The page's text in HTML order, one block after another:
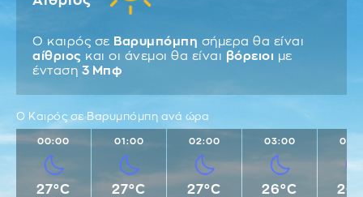
Ο καιρός σε Βαρυμπόμπη σήμερα θα είναι
αίθριος και οι άνεμοι θα είναι βόρειοι με
ένταση 3 Μπφ
Ο Καιρός σε Βαρυμπόμπη ανά ώρα
00:00
27°C
01:00
27°C
02:00
27°C
03:00
26°C